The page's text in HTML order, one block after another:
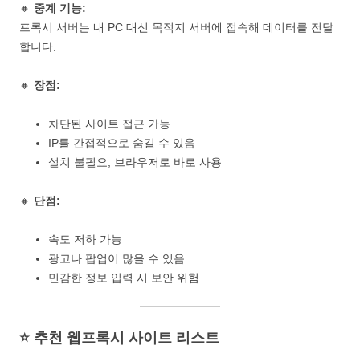
🔸 중계 기능:
프록시 서버는 내 PC 대신 목적지 서버에 접속해 데이터를 전달
합니다.
🔸 장점:
차단된 사이트 접근 가능
IP를 간접적으로 숨길 수 있음
설치 불필요, 브라우저로 바로 사용
🔸 단점:
속도 저하 가능
광고나 팝업이 많을 수 있음
민감한 정보 입력 시 보안 위험
⭐ 추천 웹프록시 사이트 리스트